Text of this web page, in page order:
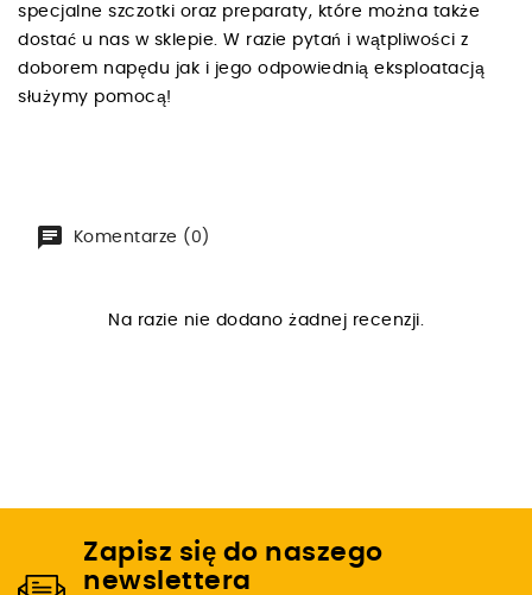
specjalne szczotki oraz preparaty, które można także
dostać u nas w sklepie. W razie pytań i wątpliwości z
doborem napędu jak i jego odpowiednią eksploatacją
służymy pomocą!
Komentarze (0)
Na razie nie dodano żadnej recenzji.
Zapisz się do naszego
newslettera